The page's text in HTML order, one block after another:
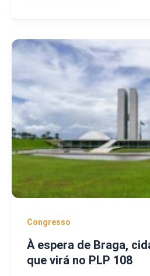
Congresso
À espera de Braga,
que virá no PLP 108